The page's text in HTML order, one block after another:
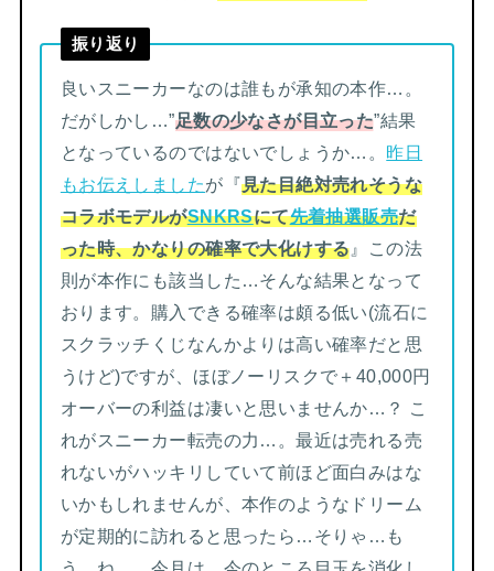
振り返り
良いスニーカーなのは誰もが承知の本作…。
だがしかし…”足数の少なさが目立った”結果
となっているのではないでしょうか…。 昨日
もお伝えしましたが『見た目絶対売れそうな
コラボモデルがSNKRSにて先着抽選販売だ
った時、かなりの確率で大化けする 』この法
則が本作にも該当した…そんな結果となって
おります。購入できる確率は頗る低い(流石に
スクラッチくじなんかよりは高い確率だと思
うけど)ですが、ほぼノーリスクで＋40,000円
オーバーの利益は凄いと思いませんか…？ こ
れがスニーカー転売の力…。最近は売れる売
れないがハッキリしていて前ほど面白みはな
いかもしれませんが、本作のようなドリーム
が定期的に訪れると思ったら…そりゃ…も